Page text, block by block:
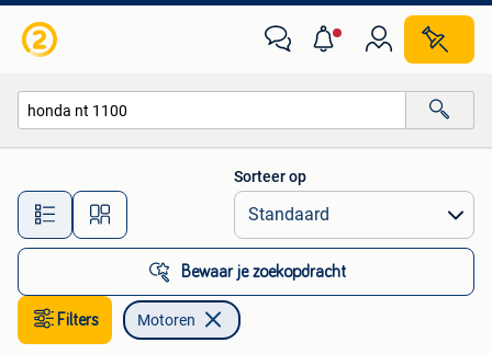
Alle afstanden…
Sorteer op
Bewaar je zoekopdracht
Filters Motoren